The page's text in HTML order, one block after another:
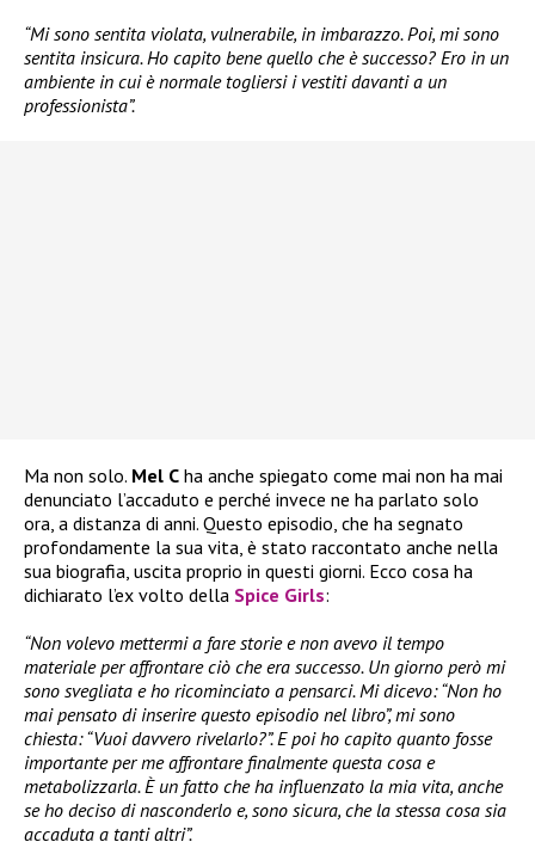
“Mi sono sentita violata, vulnerabile, in imbarazzo. Poi, mi sono
sentita insicura. Ho capito bene quello che è successo? Ero in un
ambiente in cui è normale togliersi i vestiti davanti a un
professionista”.
Ma non solo. Mel C ha anche spiegato come mai non ha mai
denunciato l’accaduto e perché invece ne ha parlato solo
ora, a distanza di anni. Questo episodio, che ha segnato
profondamente la sua vita, è stato raccontato anche nella
sua biografia, uscita proprio in questi giorni. Ecco cosa ha
dichiarato l’ex volto della Spice Girls:
“Non volevo mettermi a fare storie e non avevo il tempo
materiale per affrontare ciò che era successo. Un giorno però mi
sono svegliata e ho ricominciato a pensarci. Mi dicevo: “Non ho
mai pensato di inserire questo episodio nel libro”, mi sono
chiesta: “Vuoi davvero rivelarlo?”. E poi ho capito quanto fosse
importante per me affrontare finalmente questa cosa e
metabolizzarla. È un fatto che ha influenzato la mia vita, anche
se ho deciso di nasconderlo e, sono sicura, che la stessa cosa sia
accaduta a tanti altri”.